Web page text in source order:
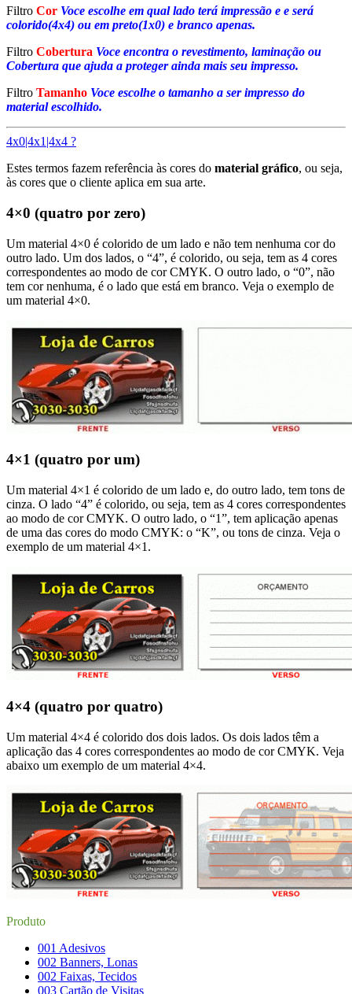
Filtro Cor Voce escolhe em qual lado terá impressão e e será
colorido(4x4) ou em preto(1x0) e branco apenas.
Filtro Cobertura Voce encontra o revestimento, laminação ou
Cobertura que ajuda a proteger ainda mais seu impresso.
Filtro Tamanho Voce escolhe o tamanho a ser impresso do
material escolhido.
4x0|4x1|4x4 ?
Estes termos fazem referência às cores do material gráfico, ou seja,
às cores que o cliente aplica em sua arte.
4×0 (quatro por zero)
Um material 4×0 é colorido de um lado e não tem nenhuma cor do
outro lado. Um dos lados, o “4”, é colorido, ou seja, tem as 4 cores
correspondentes ao modo de cor CMYK. O outro lado, o “0”, não
tem cor nenhuma, é o lado que está em branco. Veja o exemplo de
um material 4×0.
4×1 (quatro por um)
Um material 4×1 é colorido de um lado e, do outro lado, tem tons de
cinza. O lado “4” é colorido, ou seja, tem as 4 cores correspondentes
ao modo de cor CMYK. O outro lado, o “1”, tem aplicação apenas
de uma das cores do modo CMYK: o “K”, ou tons de cinza. Veja o
exemplo de um material 4×1.
4×4 (quatro por quatro)
Um material 4×4 é colorido dos dois lados. Os dois lados têm a
aplicação das 4 cores correspondentes ao modo de cor CMYK. Veja
abaixo um exemplo de um material 4×4.
Produto
001 Adesivos
002 Banners, Lonas
002 Faixas, Tecidos
003 Cartão de Visitas